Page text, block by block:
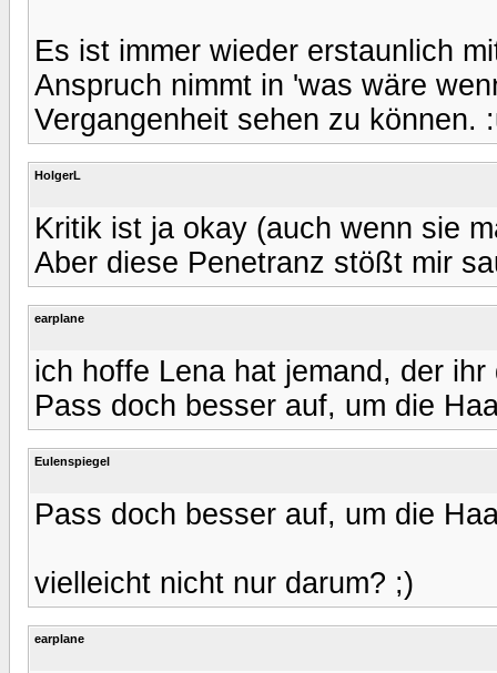
Es ist immer wieder erstaunlich
Anspruch nimmt in 'was wäre
Vergangenheit sehen zu können.
HolgerL
Kritik ist ja okay (auch wenn sie
Aber diese Penetranz stößt mir
earplane
ich hoffe Lena hat jemand, der
Pass doch besser auf, um die
Eulenspiegel
Pass doch besser auf, um die
vielleicht nicht nur darum? ;)
earplane